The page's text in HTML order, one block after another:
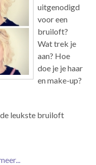
uitgenodigd
voor een
bruiloft?
Wat trek je
aan? Hoe
doe je je haar
en make-up?
leukste bruiloft